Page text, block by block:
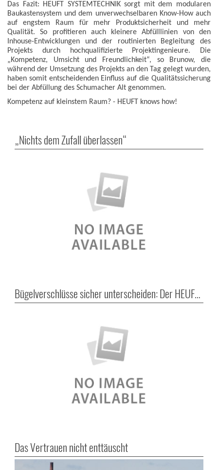
Das Fazit: HEUFT SYSTEMTECHNIK sorgt mit dem modularen
Baukastensystem und dem unverwechselbaren Know-How auch
auf engstem Raum für mehr Produktsicherheit und mehr
Qualität. So profitieren auch kleinere Abfülllinien von den
Inhouse-Entwicklungen und der routinierten Begleitung des
Projekts durch hochqualifizierte Projektingenieure. Die
„Kompetenz, Umsicht und Freundlichkeit“, so Brunow, die
während der Umsetzung des Projekts an den Tag gelegt wurden,
haben somit entscheidenden Einfluss auf die Qualitätssicherung
bei der Abfüllung des Schumacher Alt genommen.
Kompetenz auf kleinstem Raum? - HEUFT knows how!
„Nichts dem Zufall überlassen“
Bügelverschlüsse sicher unterscheiden: Der HEUFT
Das Vertrauen nicht enttäuscht